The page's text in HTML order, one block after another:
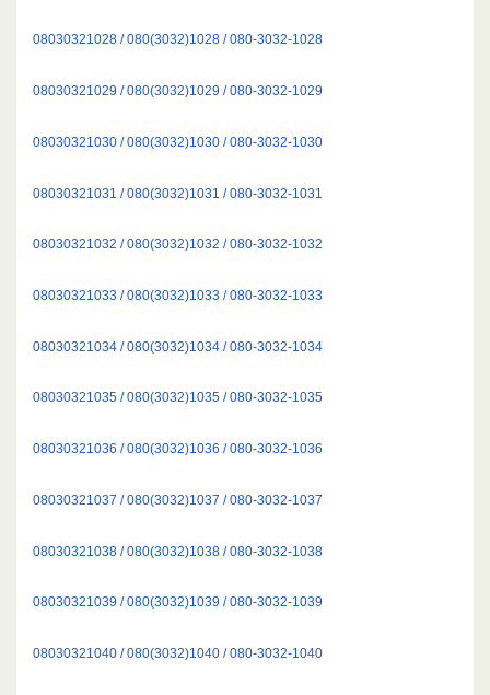
08030321028 / 080(3032)1028 / 080-3032-1028
08030321029 / 080(3032)1029 / 080-3032-1029
08030321030 / 080(3032)1030 / 080-3032-1030
08030321031 / 080(3032)1031 / 080-3032-1031
08030321032 / 080(3032)1032 / 080-3032-1032
08030321033 / 080(3032)1033 / 080-3032-1033
08030321034 / 080(3032)1034 / 080-3032-1034
08030321035 / 080(3032)1035 / 080-3032-1035
08030321036 / 080(3032)1036 / 080-3032-1036
08030321037 / 080(3032)1037 / 080-3032-1037
08030321038 / 080(3032)1038 / 080-3032-1038
08030321039 / 080(3032)1039 / 080-3032-1039
08030321040 / 080(3032)1040 / 080-3032-1040